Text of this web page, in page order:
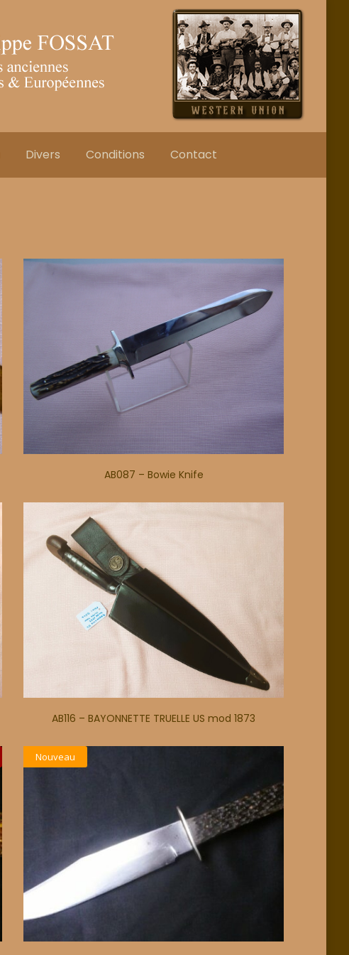
Divers Conditions Contact
AB087 – Bowie Knife
AB116 – BAYONNETTE TRUELLE US mod 1873
Nouveau